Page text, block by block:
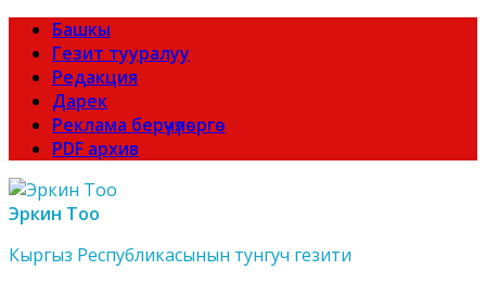
Башкы
Гезит тууралуу
Редакция
Дарек
Реклама берүүчүлөргө
PDF архив
Эркин Тоо
Кыргыз Республикасынын тунгуч гезити